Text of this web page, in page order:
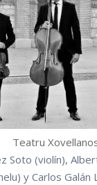
Teatru
Soto (violín),
y Carlos Galán